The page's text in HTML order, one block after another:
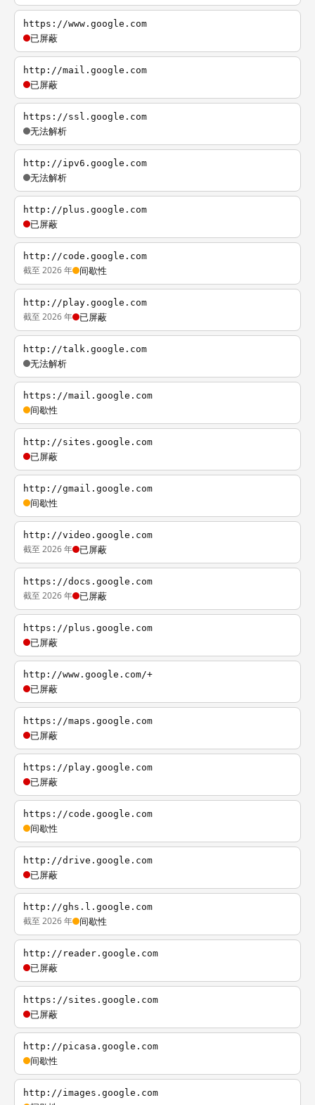
https://www.google.com
已屏蔽
http://mail.google.com
已屏蔽
https://ssl.google.com
无法解析
http://ipv6.google.com
无法解析
http://plus.google.com
已屏蔽
http://code.google.com
截至 2026 年 间歇性
http://play.google.com
截至 2026 年 已屏蔽
http://talk.google.com
无法解析
https://mail.google.com
间歇性
http://sites.google.com
已屏蔽
http://gmail.google.com
间歇性
http://video.google.com
截至 2026 年 已屏蔽
https://docs.google.com
截至 2026 年 已屏蔽
https://plus.google.com
已屏蔽
http://www.google.com/+
已屏蔽
https://maps.google.com
已屏蔽
https://play.google.com
已屏蔽
https://code.google.com
间歇性
http://drive.google.com
已屏蔽
http://ghs.l.google.com
截至 2026 年 间歇性
http://reader.google.com
已屏蔽
https://sites.google.com
已屏蔽
http://picasa.google.com
间歇性
http://images.google.com